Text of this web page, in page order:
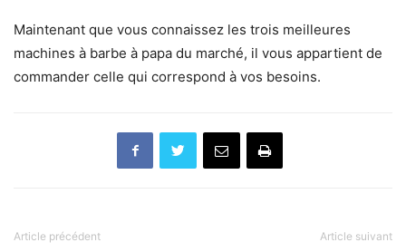
Maintenant que vous connaissez les trois meilleures
machines à barbe à papa du marché, il vous appartient de
commander celle qui correspond à vos besoins.
Article précédent Article suivant